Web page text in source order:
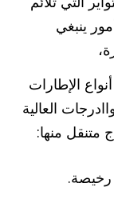
ينبغي
الإطارات
العالية
متنقل منها:
رخيصة.